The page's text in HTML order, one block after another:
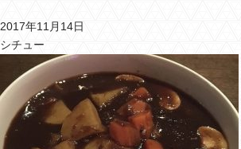
バー ウッディについて
メニュー＆料金
おすすめカクテル
2017年11月14日
シチュー